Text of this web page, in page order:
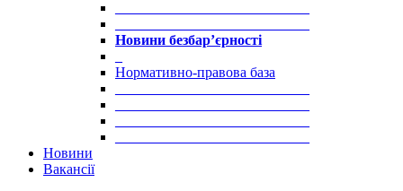
Новини безбар’єрності
Нормативно-правова база
Новини
Вакансії